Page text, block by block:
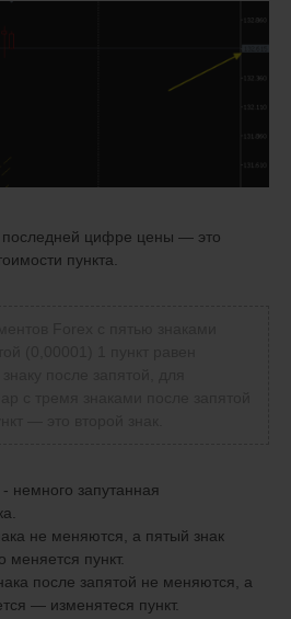
цифре цены — это
пункта.
- немного запутанная
не меняются, а пятый знак
меняется пункт.
после запятой не меняются, а
— изменятеся пункт.